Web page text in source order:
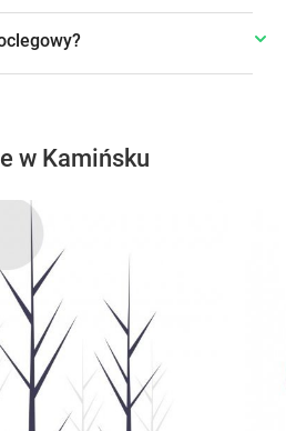
w Kamińsku